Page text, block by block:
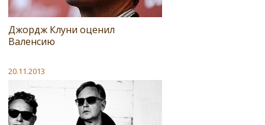
Джордж Клуни оценил
Валенсию
20.11.2013